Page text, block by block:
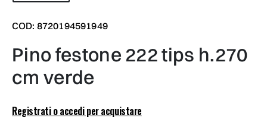
COD: 8720194591949
pino festone 222 tips h.270
cm verde
Registrati o accedi per acquistare